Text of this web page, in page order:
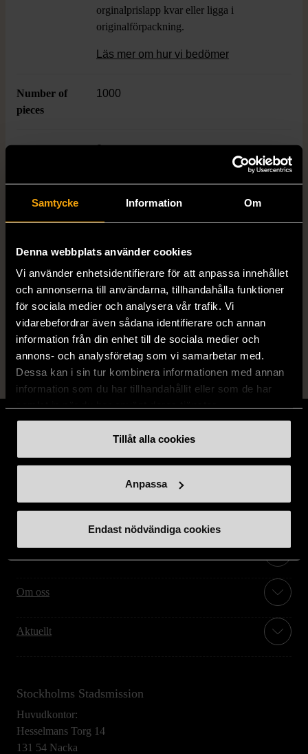
Samtycke Information Om
Denna webbplats använder cookies
Vi använder enhetsidentifierare för att anpassa innehållet
och annonserna till användarna, tillhandahålla funktioner
för sociala medier och analysera vår trafik. Vi
vidarebefordrar även sådana identifierare och annan
information från din enhet till de sociala medier och
annons- och analysföretag som vi samarbetar med.
Dessa kan i sin tur kombinera informationen med annan
information som du har tillhandahållit eller som de har
Tillåt alla cookies
Anpassa
Endast nödvändiga cookies
orginalprislapp kvar eller ligga i
originalförpackning.
Läs mer om hur vi bedömer
Number of
pieces
1000
Age 8+
Varumärke
Produkten är unik och finns enbart som 1 st i lager.
Fri frakt på alla köp över 990 kr.
14 dagars ångerrät.
Hitta till oss
Om oss
Aktuellt
Stockholms Stadsmission
Huvudkontor:
Hesselmans Torg 14
131 54 Nacka